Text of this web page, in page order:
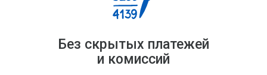
Без скрытых платежей
и комиссий